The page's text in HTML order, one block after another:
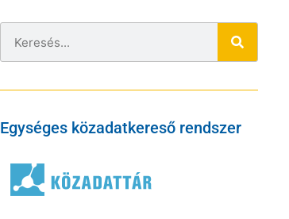
Egységes közadatkereső rendszer